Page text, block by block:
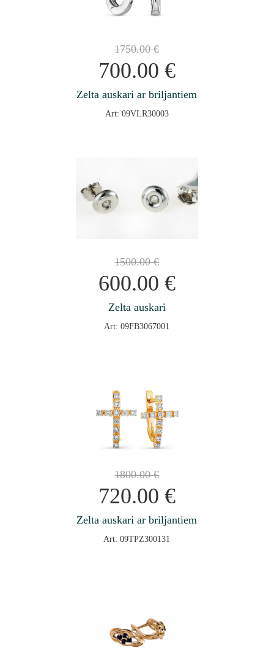
1750.00€
700.00 €
Zelta auskari ar briljantiem
Art: 09VLR30003
1500.00€
600.00 €
Zelta auskari
Art: 09FB3067001
1800.00€
720.00 €
Zelta auskari ar briljantiem
Art: 09TPZ300131